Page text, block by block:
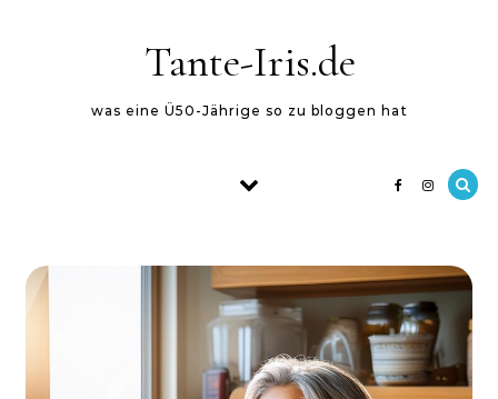
Tante-Iris.de
was eine Ü50-Jährige so zu bloggen hat